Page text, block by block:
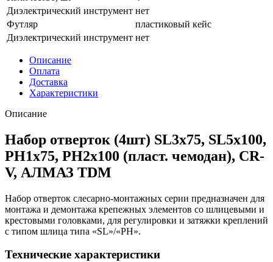
Диэлектрический инструмент нет
Футляр
пластиковый кейс
Диэлектрический инструмент нет
Описание
Оплата
Доставка
Характеристики
Описание
Набор отверток (4шт) SL3x75, SL5х100,
PH1х75, PH2х100 (пласт. чемодан), CR-
V, АЛМАЗ TDM
Набор отверток слесарно-монтажных серии предназначен для
монтажа и демонтажа крепежных элементов со шлицевыми и
крестовыми головками, для регулировки и затяжки креплений
с типом шлица типа «SL»/«PH».
Технические характеристики